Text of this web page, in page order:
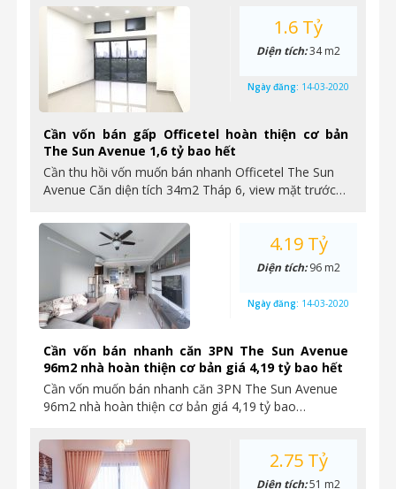
Cần vốn bán gấp Officetel hoàn thiện cơ bản
The Sun Avenue 1,6 tỷ bao hết
Cần thu hồi vốn muốn bán nhanh Officetel The Sun
Avenue Căn diện tích 34m2 Tháp 6, view mặt trước…
1.6 Tỷ
Diện tích:34 m2
Ngày đăng: 14-03-2020
Cần vốn bán nhanh căn 3PN The Sun Avenue
96m2 nhà hoàn thiện cơ bản giá 4,19 tỷ bao hết
Cần vốn muốn bán nhanh căn 3PN The Sun Avenue
96m2 nhà hoàn thiện cơ bản giá 4,19 tỷ bao…
4.19 Tỷ
Diện tích:96 m2
Ngày đăng: 14-03-2020
2.75 Tỷ
Diện tích:51 m2